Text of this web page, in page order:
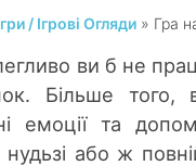
/ Ігрові Огляди » Гра
ви б не
Більше того,
емоції та
нудьзі або ж